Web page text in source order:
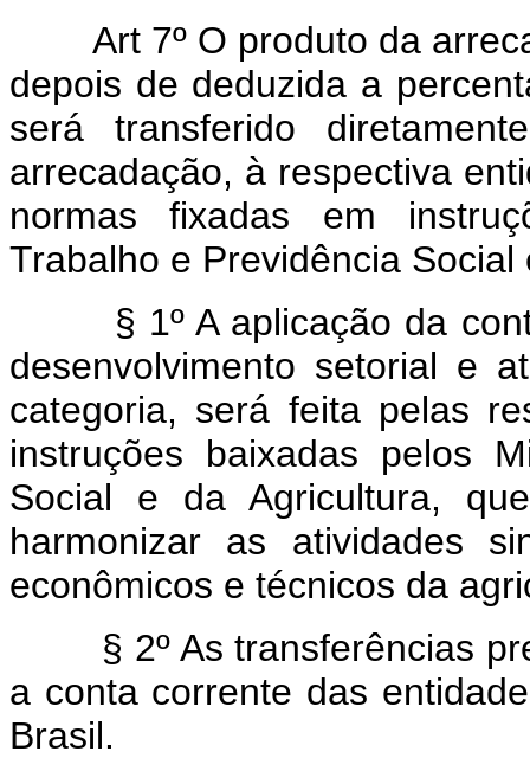
Art 7º O produto da
depois de deduzida a
será transferido
arrecadação, à respectiva
normas fixadas em
Trabalho e Previdência Social
§ 1º A aplicação da
desenvolvimento setorial e
categoria, será feita pelas
instruções baixadas pelos
Social e da Agricultura,
harmonizar as atividades
econômicos e técnicos da
§ 2º As transferências
a conta corrente das
Brasil.